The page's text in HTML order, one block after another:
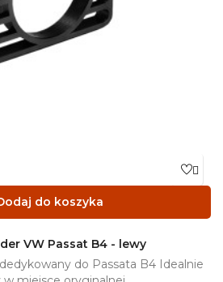

do koszyka
VW Passat B4 - lewy
do Passata B4 Idealnie